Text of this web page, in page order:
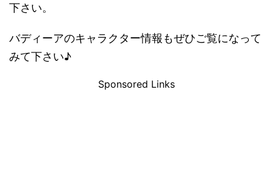
下さい。
バディーアのキャラクター情報もぜひご覧になって
みて下さい♪
Sponsored Links